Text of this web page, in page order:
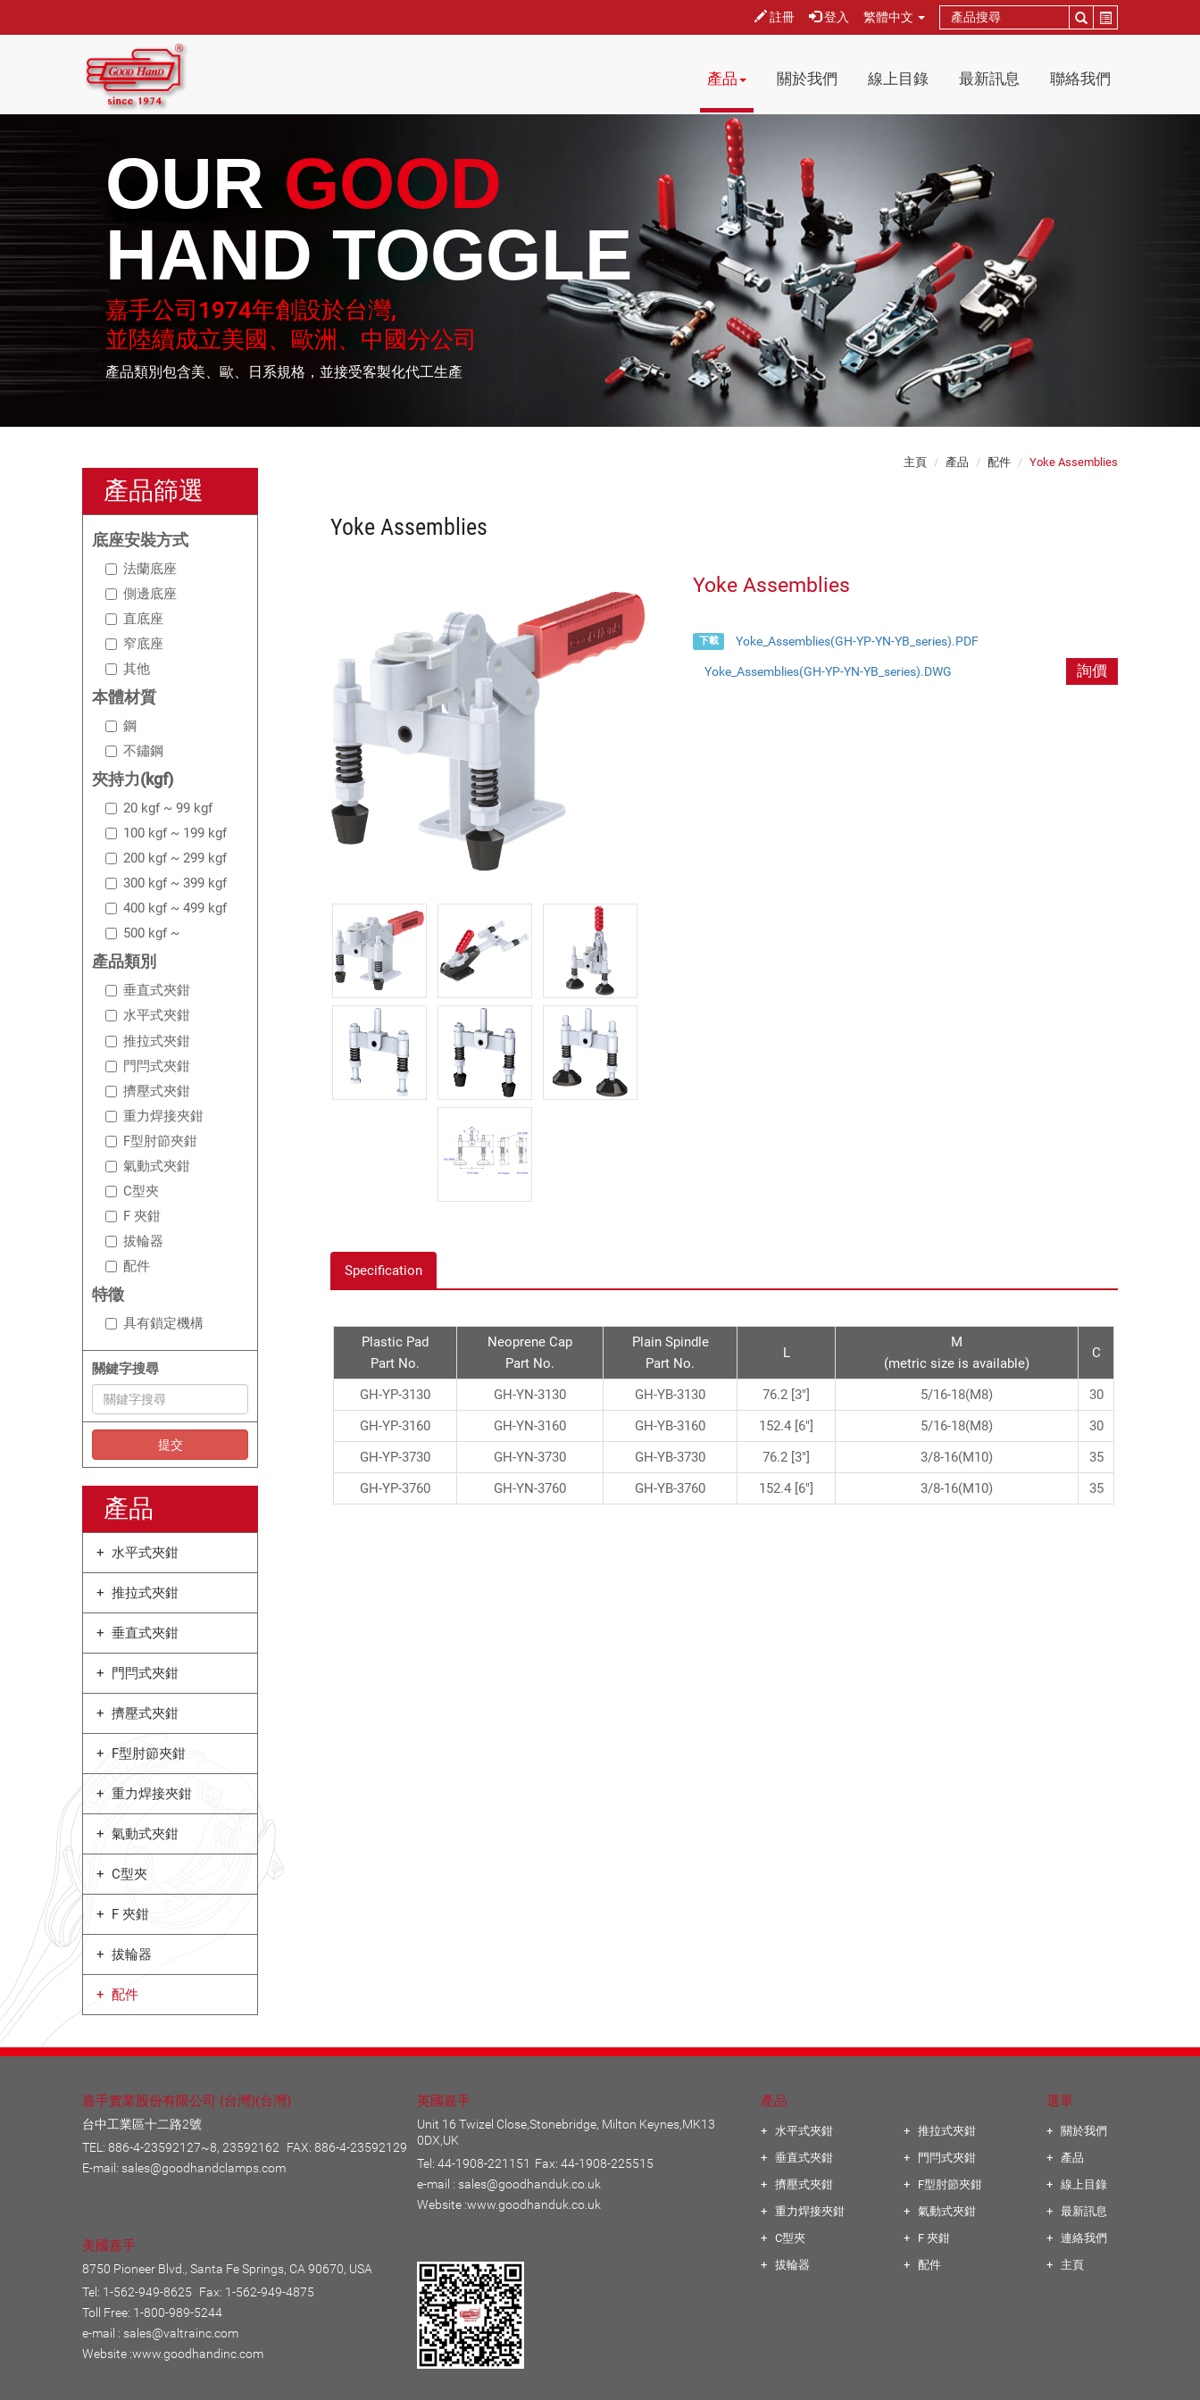
繁體中文
登入
註冊
產品 關於我們 線上目錄 最新訊息 聯絡我們
OUR GOOD
HAND TOGGLE
嘉手公司1974年創設於台灣,
並陸續成立美國、歐洲、中國分公司
產品類別包含美、歐、日系規格，並接受客製化代工生產
產品篩選
底座安裝方式
法蘭底座
側邊底座
直底座
窄底座
其他
本體材質
鋼
不鏽鋼
夾持力(kgf)
20 kgf ~ 99 kgf
100 kgf ~ 199 kgf
200 kgf ~ 299 kgf
300 kgf ~ 399 kgf
400 kgf ~ 499 kgf
500 kgf ~
產品類別
垂直式夾鉗
水平式夾鉗
推拉式夾鉗
門閂式夾鉗
擠壓式夾鉗
重力焊接夾鉗
F型肘節夾鉗
氣動式夾鉗
C型夾
F 夾鉗
拔輪器
配件
特徵
具有鎖定機構
關鍵字搜尋
提交
產品
水平式夾鉗
推拉式夾鉗
垂直式夾鉗
門閂式夾鉗
擠壓式夾鉗
F型肘節夾鉗
重力焊接夾鉗
氣動式夾鉗
C型夾
F 夾鉗
拔輪器
配件
主頁 產品 配件 Yoke Assemblies
Yoke Assemblies
Yoke Assemblies
詢價
下載 Yoke_Assemblies(GH-YP-YN-YB_series).PDF
Yoke_Assemblies(GH-YP-YN-YB_series).DWG
Specification
Plastic Pad
Part No.
Neoprene Cap
Part No.
Plain Spindle
Part No.
L
M
(metric size is available)
C
GH-YP-3130 GH-YN-3130 GH-YB-3130 76.2 [3"] 5/16-18(M8)
30
GH-YP-3160
GH-YN-3160 GH-YB-3160 152.4 [6"] 5/16-18(M8)
30
GH-YP-3730
GH-YN-3730 GH-YB-3730 76.2 [3"] 3/8-16(M10)
35
GH-YP-3760
GH-YN-3760 GH-YB-3760 152.4 [6"] 3/8-16(M10) 35
產品
水平式夾鉗
推拉式夾鉗
垂直式夾鉗
門閂式夾鉗
擠壓式夾鉗
F型肘節夾鉗
重力焊接夾鉗
氣動式夾鉗
C型夾
F 夾鉗
拔輪器
配件
選單
關於我們
產品
線上目錄
最新訊息
連絡我們
主頁
嘉手實業股份有限公司 (台灣)(台灣)
台中工業區十二路2號
TEL: 886-4-23592127~8, 23592162
FAX: 886-4-23592129
E-mail: sales@goodhandclamps.com
英國嘉手
Unit 16 Twizel Close,Stonebridge, Milton Keynes,MK13
0DX,UK
Tel: 44-1908-221151 Fax: 44-1908-225515
e-mail : sales@goodhanduk.co.uk
Website :www.goodhanduk.co.uk
美國嘉手
8750 Pioneer Blvd., Santa Fe Springs, CA 90670, USA
Tel: 1-562-949-8625
Fax: 1-562-949-4875
Toll Free: 1-800-989-5244
e-mail : sales@valtrainc.com
Website :www.goodhandinc.com